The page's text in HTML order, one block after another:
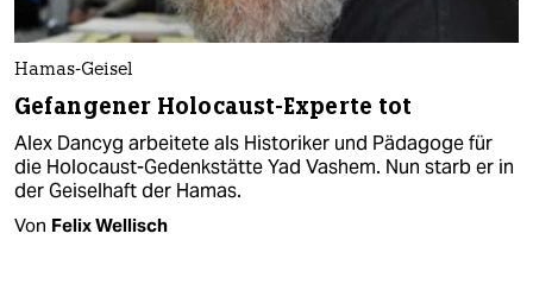
Hamas-Geisel
Gefangener Holocaust-Experte tot
Alex Dancyg arbeitete als Historiker und Pädagoge für
die Holocaust-Gedenkstätte Yad Vashem. Nun starb er in
der Geiselhaft der Hamas.
Von Felix Wellisch